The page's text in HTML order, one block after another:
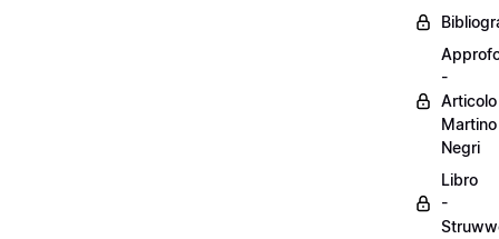
-
Articolo
Martino
Negri
Libro
-